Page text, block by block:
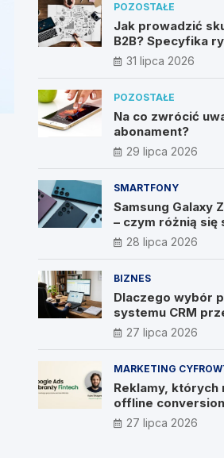
POZOSTAŁE
Jak prowadzić
B2B? Specyfika
metody
31 lipca 2026
POZOSTAŁE
Na co zwrócić
abonament?
29 lipca 2026
SMARTFONY
Samsung Galaxy
– czym różnią się
28 lipca 2026
BIZNES
Dlaczego wybór
systemu CRM
Wywiad z
IT Vision
27 lipca 2026
MARKETING
Reklamy, których
offline
27 lipca 2026